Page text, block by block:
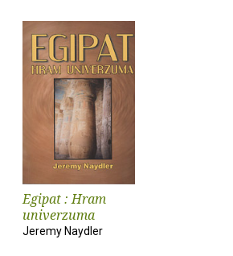
Egipat : Hram
univerzuma
Jeremy Naydler